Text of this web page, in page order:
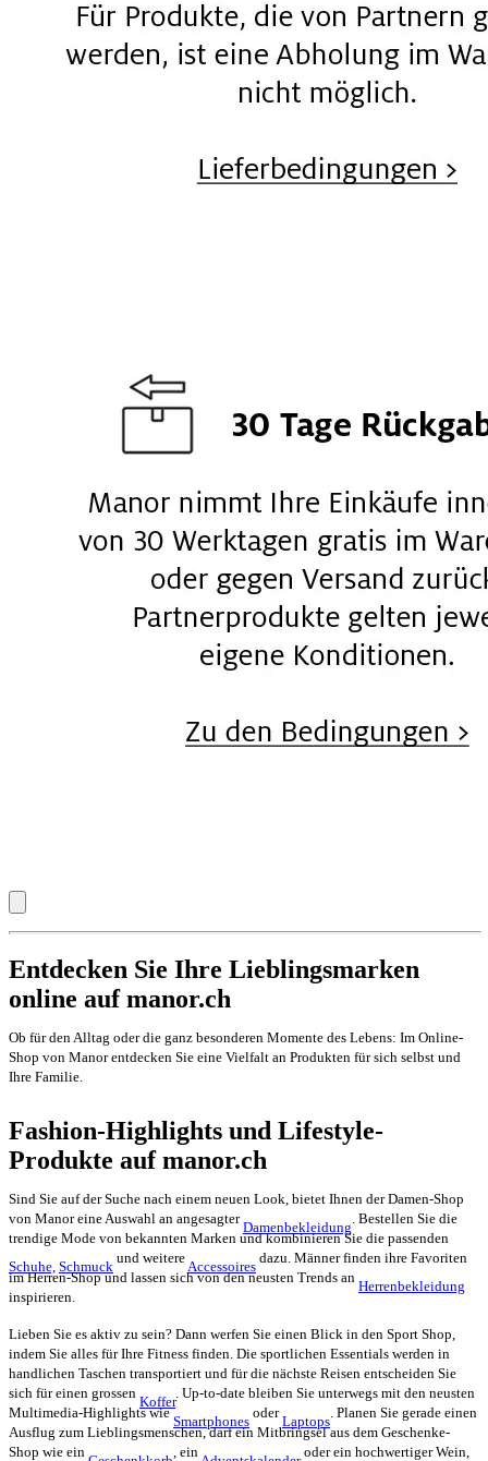
Entdecken Sie Ihre Lieblingsmarken
online auf manor.ch
Ob für den Alltag oder die ganz besonderen Momente des Lebens: Im Online-
Shop von Manor entdecken Sie eine Vielfalt an Produkten für sich selbst und
Ihre Familie.
Fashion-Highlights und Lifestyle-
Produkte auf manor.ch
Sind Sie auf der Suche nach einem neuen Look, bietet Ihnen der Damen-Shop
von Manor eine Auswahl an angesagter
Damenbekleidung
. Bestellen Sie die
trendige Mode von bekannten Marken und kombinieren Sie die passenden
Schuhe, Schmuck
und weitere
Accessoires
dazu. Männer finden ihre Favoriten
im Herren-Shop und lassen sich von den neusten Trends an
Herrenbekleidung
inspirieren.
Lieben Sie es aktiv zu sein? Dann werfen Sie einen Blick in den Sport Shop,
indem Sie alles für Ihre Fitness finden. Die sportlichen Essentials werden in
handlichen Taschen transportiert und für die nächste Reisen entscheiden Sie
sich für einen grossen
Koffer
. Up-to-date bleiben Sie unterwegs mit den neusten
Multimedia-Highlights wie
Smartphones
oder
Laptops
. Planen Sie gerade einen
Ausflug zum Lieblingsmenschen, darf ein Mitbringsel aus dem Geschenke-
Shop wie ein
, ein
oder ein hochwertiger Wein,